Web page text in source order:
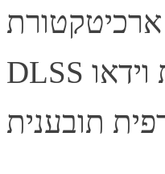
ארכיטקטורת NVIDIA עם תמיכה ב-Ray Tracing ובטכנולוגיית
DLSS לביצועי גיימינג מרשימים. מתאים לגיימינג, לעריכת וידאו